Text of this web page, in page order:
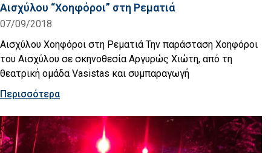
Αισχύλου “Χοηφόροι” στη Ρεματιά
07/09/2018
Αισχύλου Χοηφόροι στη Ρεματιά Την παράσταση Χοηφόροι
του Αισχύλου σε σκηνοθεσία Αργυρώς Χιώτη, από τη
θεατρική ομάδα Vasistas και συμπαραγωγή
Περισσότερα